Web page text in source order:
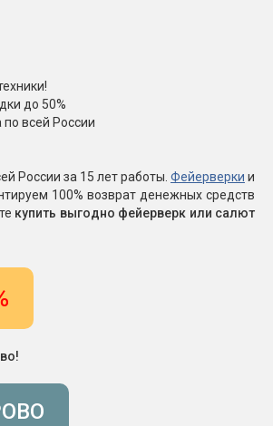
для
гирлянды
шоу
до 50%
по всей России
России за 15 лет работы. Фейерверки и
100% возврат денежных средств
купить выгодно фейерверк или салют